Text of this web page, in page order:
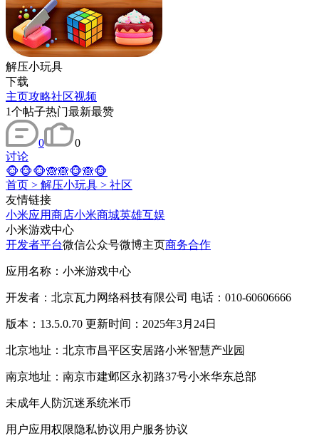
解压小玩具
下载
主页攻略社区视频
1个帖子热门最新最赞
0
0
讨论
🐵🐵🐵🙈🙈🐵🙈🐵
首页 > 解压小玩具 > 社区
友情链接
小米应用商店小米商城英雄互娱
小米游戏中心
开发者平台微信公众号微博主页商务合作
应用名称：小米游戏中心
开发者：北京瓦力网络科技有限公司 电话：010-60606666
版本：13.5.0.70 更新时间：2025年3月24日
北京地址：北京市昌平区安居路小米智慧产业园
南京地址：南京市建邺区永初路37号小米华东总部
未成年人防沉迷系统米币
用户应用权限隐私协议用户服务协议